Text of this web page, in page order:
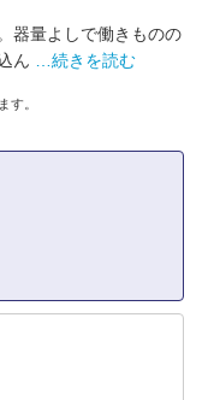
器量よしで働きものの
ん
…続きを読む
す。